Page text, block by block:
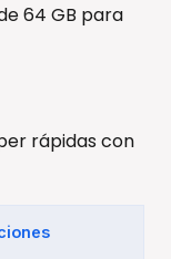
64 GB para
rápidas con